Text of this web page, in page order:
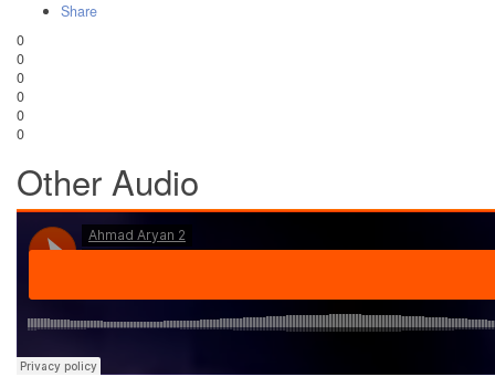
Share
0
0
0
0
0
0
Other Audio